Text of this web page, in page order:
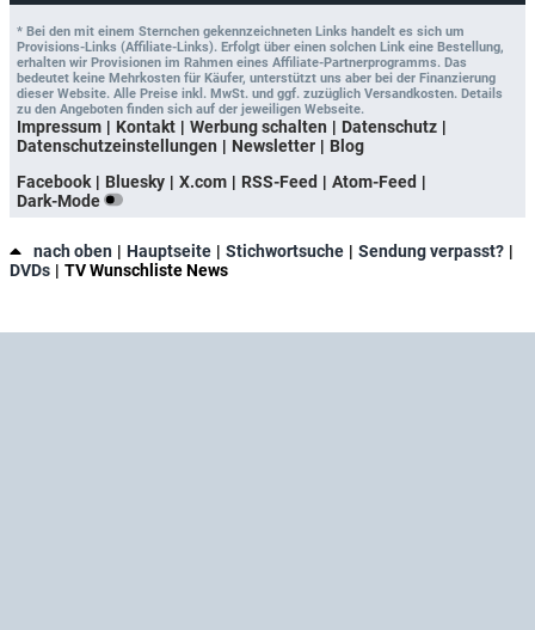
* Bei den mit einem Sternchen gekennzeichneten Links handelt es sich um
Provisions-Links (Affiliate-Links). Erfolgt über einen solchen Link eine Bestellung,
erhalten wir Provisionen im Rahmen eines Affiliate-Partnerprogramms. Das
bedeutet keine Mehrkosten für Käufer, unterstützt uns aber bei der Finanzierung
dieser Website. Alle Preise inkl. MwSt. und ggf. zuzüglich Versandkosten. Details
zu den Angeboten finden sich auf der jeweiligen Webseite.
Impressum Kontakt Werbung schalten
Datenschutz
Datenschutzeinstellungen
Newsletter
Blog
Facebook
Bluesky X.com RSS-Feed
Atom-Feed
Dark-Mode
nach oben Hauptseite Stichwortsuche
Sendung verpasst?
DVDs
TV Wunschliste News